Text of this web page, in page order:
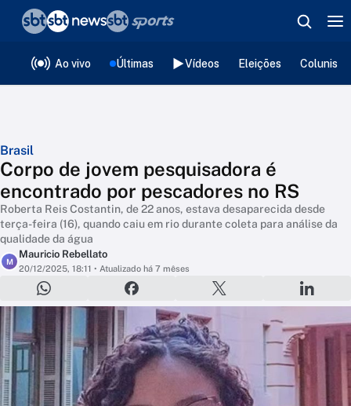
Ao vivo Últimas Vídeos Eleições
Brasil
Corpo de jovem pesquisadora é
encontrado por pescadores no RS
Roberta Reis Costantin, de 22 anos, estava desaparecida desde
terça-feira (16), quando caiu em rio durante coleta para análise da
qualidade da água
M
Mauricio Rebellato
20/12/2025, 18:11 • Atualizado há 7 mêses
❮voltar
Editorias